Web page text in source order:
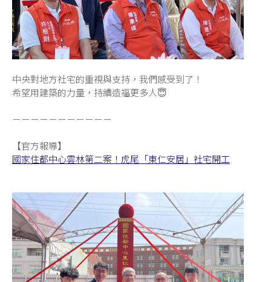
中央對地方社宅的重視與支持，我們感受到了！
希望用建築的力量，持續造福更多人😇
－－－－－－－－－－－
【官方報導】
國家住都中心雲林第二案！虎尾「東仁安居」社宅開工